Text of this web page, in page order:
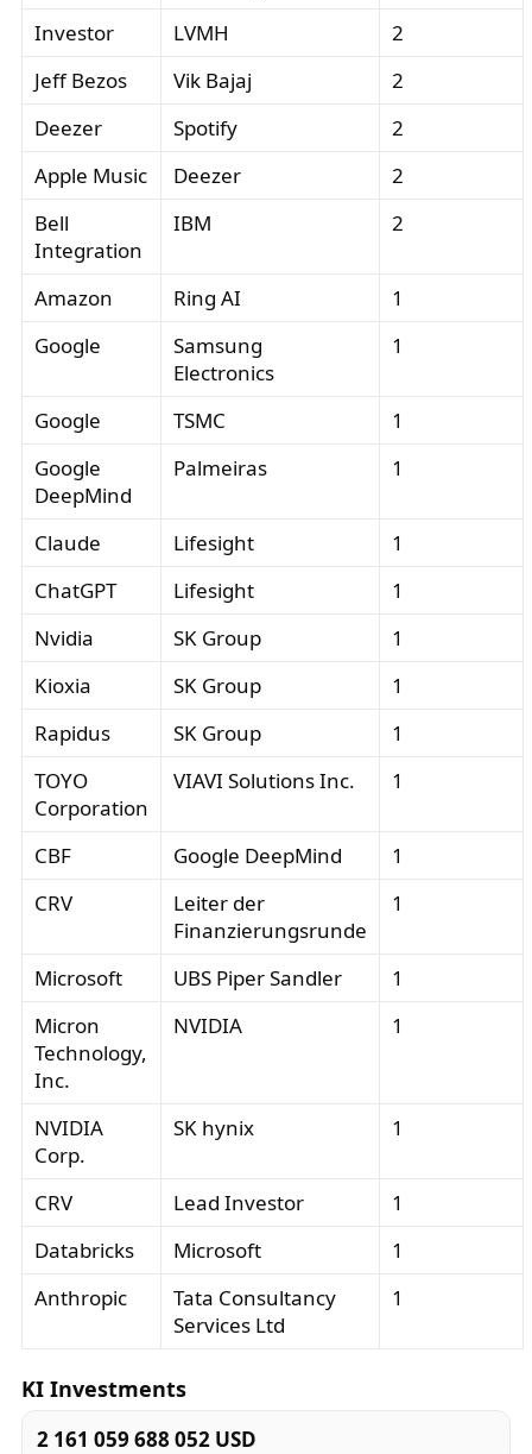
Investor
LVMH
2
Jeff Bezos
Vik Bajaj
2
Deezer
Spotify
2
Apple Music
Deezer
2
Bell
Integration
IBM 2
Amazon Ring AI
1
Google
Samsung
Electronics
1
Google TSMC
1
Google
DeepMind
Palmeiras 1
Claude Lifesight
1
ChatGPT
Lifesight
1
Nvidia
SK Group
1
Kioxia
SK Group
1
Rapidus
SK Group
1
TOYO
Corporation
VIAVI Solutions Inc. 1
CBF Google DeepMind
1
CRV
Leiter der
Finanzierungsrunde
1
Microsoft UBS Piper Sandler
1
Micron
Technology,
Inc.
NVIDIA 1
NVIDIA
Corp.
SK hynix 1
CRV Lead Investor
1
Databricks
Microsoft
1
Anthropic
Tata Consultancy
Services Ltd
1
KI Investments
2 161 059 688 052 USD